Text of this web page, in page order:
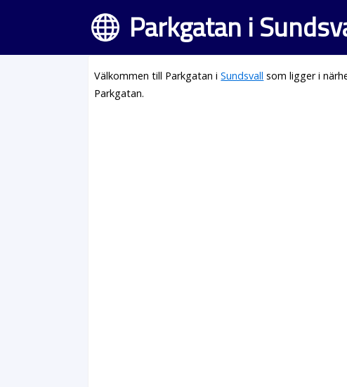
Parkgatan i
Välkommen till Parkgatan iSundsvall som ligger i
Parkgatan.